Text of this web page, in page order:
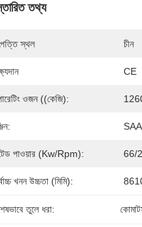
তথ্য
স্থল চীন
CE
ওজন ((কেজি):
পাওয়ার (Kw/rpm): 66/
খনন উচ্চতা (মিমি):
তুলে ধরা: